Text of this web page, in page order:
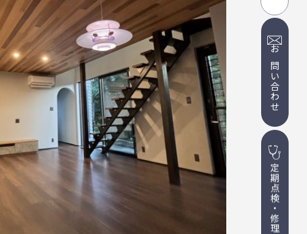
お問い合わせ
定期点検・修理